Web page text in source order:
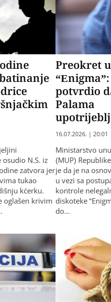
N.S. iz
zatvora jer
tukao
kćerku.
oglašen krivim
Preokret
potvrdio
Palama
16.07.2026. | 20:01
Ministarstvo
(MUP)
je da je na
u vezi sa
kontrole
diskoteke
do…